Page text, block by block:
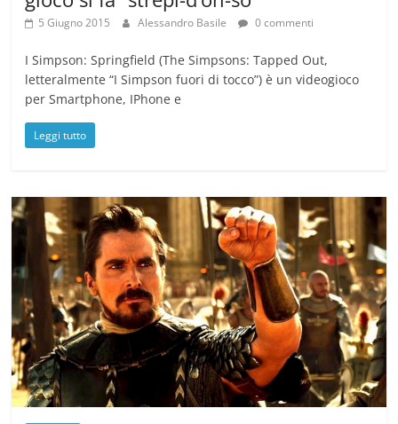
5 Giugno 2015 Alessandro Basile 0 commenti
I Simpson: Springfield (The Simpsons: Tapped Out,
letteralmente “I Simpson fuori di tocco”) è un videogioco
per Smartphone, IPhone e
Leggi tutto